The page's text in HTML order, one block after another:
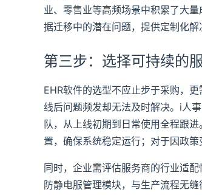
业、零售业等高频场景中积累了大
据迁移中的潜在问题，提供定制化
第三步：选择可持续的
EHR软件的选型不应止步于采购，
线后问题频发却无法及时解决。i人
队，从上线初期到日常使用全程跟
置，确保系统稳定运行；对于因政
同时，企业需评估服务商的行业适
防静电服管理模块，与生产流程无